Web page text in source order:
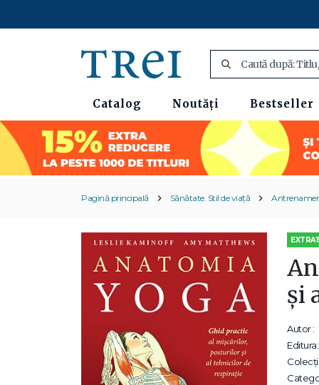
Catalog Noutăți Bestseller
Pagină principală Sănătate. Stil de viață
şi
Autor :
Editura: